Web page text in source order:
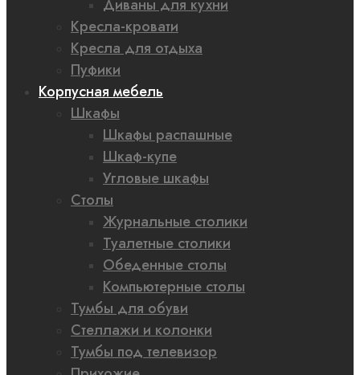
Диваны для кухни
Кресла-кровати
Кресла для отдыха
Пуфики
Корпусная мебель
Шкафы
Шкафы распашные
Шкаф-купе
Угловые шкафы
Столы
Журнальные столики
Туалетные столики
Обеденные столы
Компьютерные столы
Тумбы для обуви
Стеллажи и колонки
Тумбы под телевизор